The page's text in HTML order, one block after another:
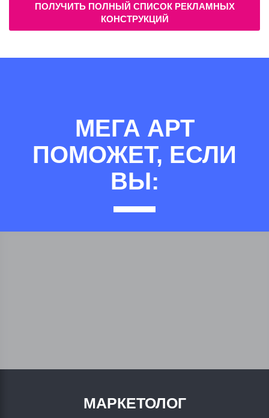
ПОЛУЧИТЬ ПОЛНЫЙ СПИСОК РЕКЛАМНЫХ
КОНСТРУКЦИЙ
МЕГА АРТ
ПОМОЖЕТ, ЕСЛИ
ВЫ:
МАРКЕТОЛОГ